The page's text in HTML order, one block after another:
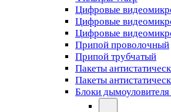
Цифровые
Цифровые
Цифровые
Припой проволочный
Припой трубчатый
Пакеты
Пакеты
Блоки дымоуловителя